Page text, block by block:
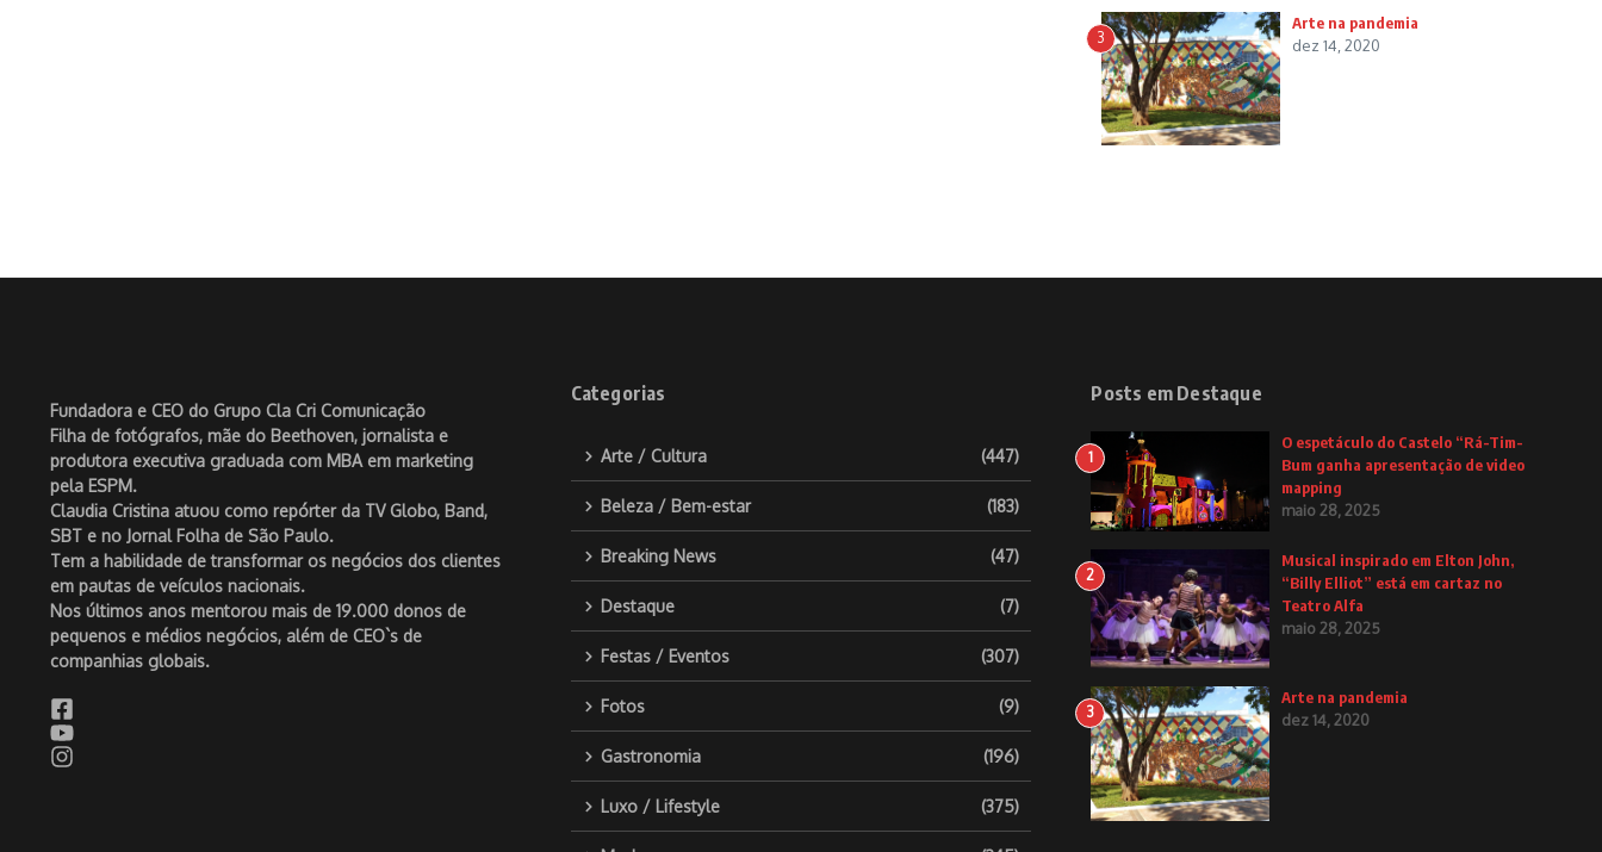
3
Arte na pandemia
dez 14, 2020
Fundadora e CEO do Grupo Cla Cri Comunicação
Filha de fotógrafos, mãe do Beethoven, jornalista e
produtora executiva graduada com MBA em marketing
pela ESPM.
Claudia Cristina atuou como repórter da TV Globo, Band,
SBT e no Jornal Folha de São Paulo.
Tem a habilidade de transformar os negócios dos clientes
em pautas de veículos nacionais.
Nos últimos anos mentorou mais de 19.000 donos de
pequenos e médios negócios, além de CEO`s de
companhias globais.
Categorias
Arte / Cultura (447)
Beleza / Bem-estar (183)
Breaking News (47)
Destaque (7)
Festas / Eventos (307)
Fotos (9)
Gastronomia (196)
Luxo / Lifestyle (375)
Posts em Destaque
1
O espetáculo do Castelo “Rá-Tim-
Bum ganha apresentação de video
mapping
maio 28, 2025
2
Musical inspirado em Elton John,
“Billy Elliot” está em cartaz no
Teatro Alfa
maio 28, 2025
3
Arte na pandemia
dez 14, 2020